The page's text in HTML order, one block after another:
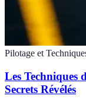
Pilotage et
Les Techniques
Secrets Révélés